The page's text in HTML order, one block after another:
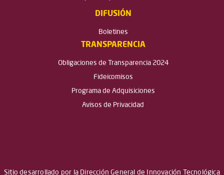
DIFUSIÓN
Boletines
TRANSPARENCIA
Obligaciones de Transparencia 2024
Fideicomisos
Programa de Adquisiciones
Avisos de Privacidad
Sitio desarrollado por la Dirección General de Innovación Tecnológica